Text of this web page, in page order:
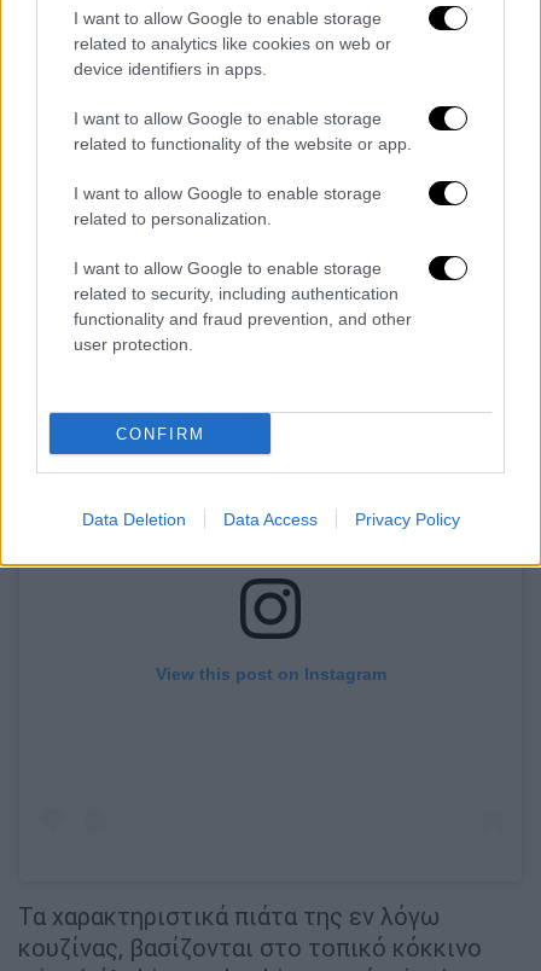
I want to allow Google to enable storage
related to analytics like cookies on web or
device identifiers in apps.
I want to allow Google to enable storage
related to functionality of the website or app.
I want to allow Google to enable storage
related to personalization.
I want to allow Google to enable storage
related to security, including authentication
functionality and fraud prevention, and other
user protection.
CONFIRM
Data Deletion Data Access Privacy Policy
Το Nagoya-meshi, τοπική κουζίνα της
Ναγκόγια, συμβολίζει την ιστορική θέση της
πόλης τόσο ως λιμάνι όσο και ως μέρος της
διαδρομής Tokaido που συνέδεε τις
πρωτεύουσες Κιότο και Έντο,όπως ήταν
Περιλαμβάνει τα πάντα, απόφτερούγες
κοτόπουλου και νουντλς,
«περιπετειώδεις» επιλογές, όπως τοωμό
σασίμι κοτόπουλου.
View this post on Instagram
Τα χαρακτηριστικά πιάτα της εν λόγω
κουζίνας, βασίζονται στο τοπικό κόκκινο